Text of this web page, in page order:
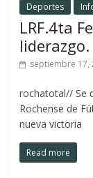
Deportes
LRF.4ta
liderazgo.
septiembre 17,
rochatotal// Se
Rochense de
nueva victoria
Read more